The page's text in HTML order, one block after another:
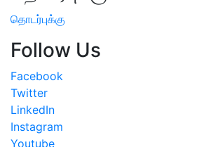
தொடர்புக்கு
Follow Us
Facebook
Twitter
LinkedIn
Instagram
Youtube